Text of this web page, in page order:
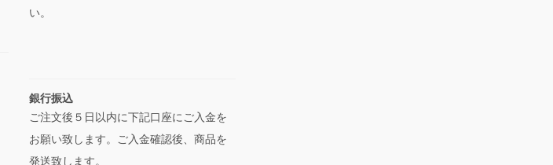
い。
銀行振込
ご注文後５日以内に下記口座にご入金を
お願い致します。ご入金確認後、商品を
発送致します。